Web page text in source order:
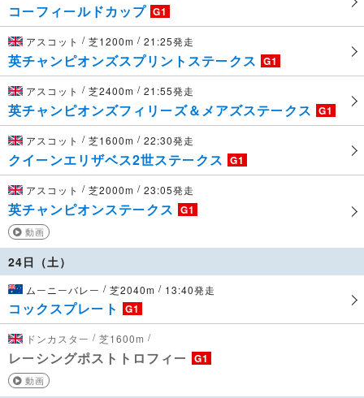
コーフィールドカップ G1
アスコット / 芝1200m / 21:25発走
英チャンピオンズスプリントステークス G1
アスコット / 芝2400m / 21:55発走
英チャンピオンズフィリーズ＆メアズステークス G1
アスコット / 芝1600m / 22:30発走
クイーンエリザベス2世ステークス G1
アスコット / 芝2000m / 23:05発走
英チャンピオンステークス G1
動画
24日（土）
ムーニーバレー / 芝2040m / 13:40発走
コックスプレート G1
ドンカスター / 芝1600m /
レーシングポストトロフィー G1
動画